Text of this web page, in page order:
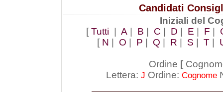
Candidati
Iniziali del
[ Tutti A B C D E F
[ N O P Q R S T|
Ordine [
Lettera: J Ordine: Cognome